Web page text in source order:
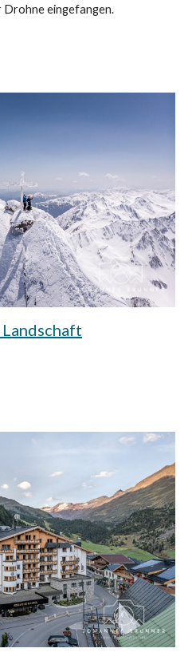
Drohne eingefangen.